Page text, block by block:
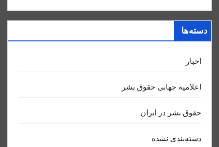
دسته‌ها
اخبار
اعلاميه جهانی حقوق بشر
حقوق بشر در ایران
دسته‌بندی نشده